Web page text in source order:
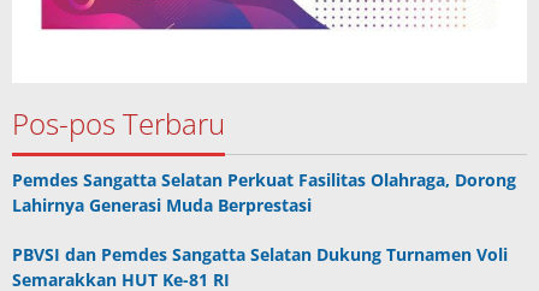
Pos-pos Terbaru
Pemdes Sangatta Selatan Perkuat Fasilitas Olahraga, Dorong
Lahirnya Generasi Muda Berprestasi
PBVSI dan Pemdes Sangatta Selatan Dukung Turnamen Voli
Semarakkan HUT Ke-81 RI